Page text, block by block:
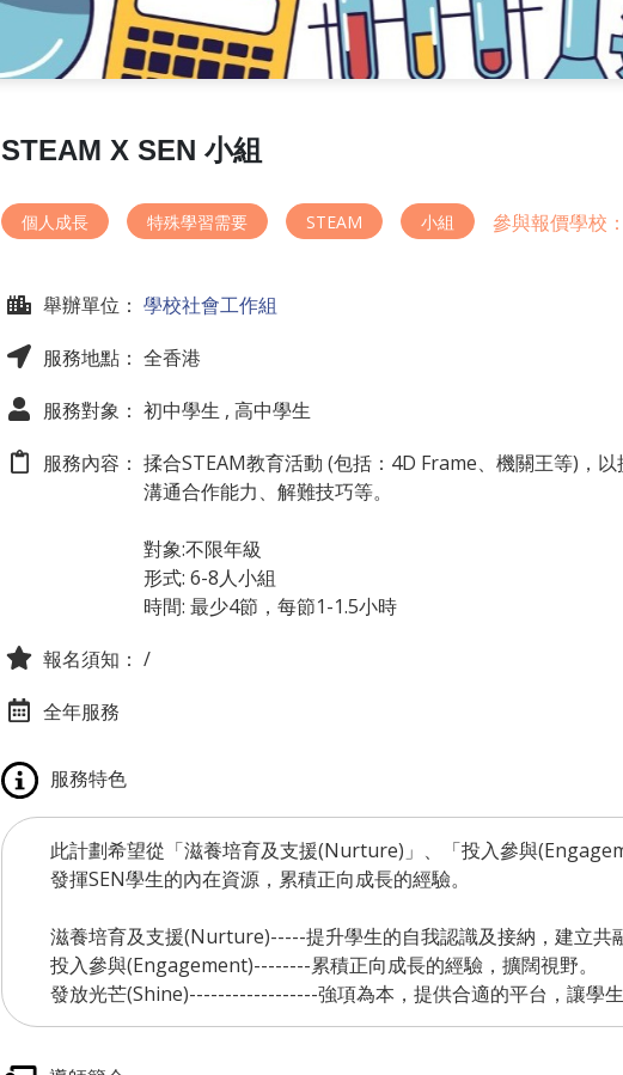
STEAM X SEN 小組
個人成長 特殊學習需要 STEAM 小組 參與報價學校
舉辦單位： 學校社會工作組
服務地點： 全香港
服務對象： 初中學生 , 高中學生
服務內容： 揉合STEAM教育活動 (包括：4D Frame、機關王等)，以
溝通合作能力、解難技巧等。
對象:不限年級
形式: 6-8人小組
時間: 最少4節，每節1-1.5小時
報名須知： /
全年服務
服務特色
此計劃希望從「滋養培育及支援(Nurture)」、「投入參與
發揮SEN學生的內在資源，累積正向成長的經驗。
滋養培育及支援(Nurture)-----提升學生的自我認識及接納，建立共
投入參與(Engagement)--------累積正向成長的經驗，擴闊視野。
發放光芒(Shine)------------------強項為本，提供合適的平台，讓學生